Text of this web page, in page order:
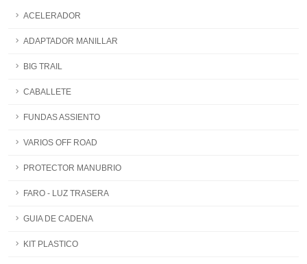
ACELERADOR
ADAPTADOR MANILLAR
BIG TRAIL
CABALLETE
FUNDAS ASSIENTO
VARIOS OFF ROAD
PROTECTOR MANUBRIO
FARO - LUZ TRASERA
GUIA DE CADENA
KIT PLASTICO